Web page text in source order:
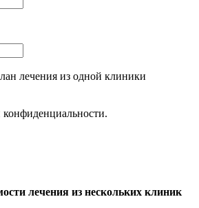
лечения из одной клиники
лечения из нескольких клиник